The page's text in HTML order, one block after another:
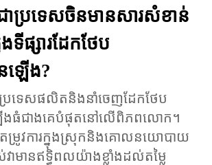
ាប្រទេសចិនមានសារសំខាន់
ផ្សារដែកថែប
ឡើង?
រទេសផលិតនិងនាំចេញដែកថែប
ងធំជាងគេបំផុតនៅលើពិភពលោក។
រូវការក្នុងស្រុកនិងគោលនយោបាយ
ាមានឥទ្ធិពលយ៉ាងខ្លាំងដល់តម្លៃ